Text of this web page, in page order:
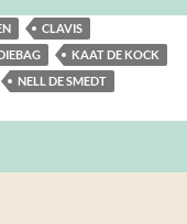
CLAVIS
KAAT DE KOCK
NELL DE SMEDT